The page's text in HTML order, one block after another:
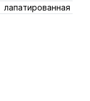
лапатированная